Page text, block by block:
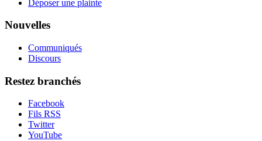
Déposer une plainte
Nouvelles
Communiqués
Discours
Restez branchés
Facebook
Fils RSS
Twitter
YouTube